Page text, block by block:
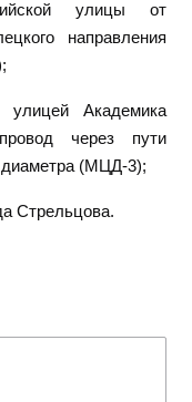
улицы от
направления
Академика
через пути
диаметра (МЦД-3);
Стрельцова.